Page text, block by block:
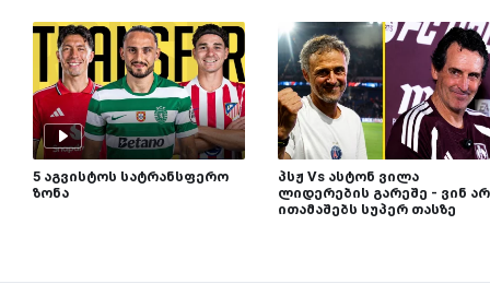
5 აგვისტოს სატრანსფერო
ზონა
პსჟ Vs ასტონ ვილა
ლიდერების გარეშე - ვინ არ
ითამაშებს სუპერ თასზე